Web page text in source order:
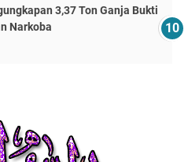
3,37 Ton Ganja Bukti
Narkoba